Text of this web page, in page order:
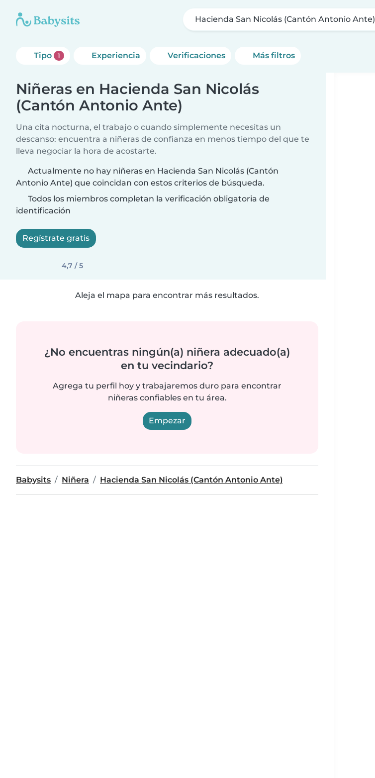
Hacienda San Nicolás (Cantón Antonio Ante)
Tipo 1 Experiencia Verificaciones Más filtros
Niñeras en Hacienda San Nicolás
(Cantón Antonio Ante)
Una cita nocturna, el trabajo o cuando simplemente necesitas un
descanso: encuentra a niñeras de confianza en menos tiempo del que te
lleva negociar la hora de acostarte.
Actualmente no hay niñeras en Hacienda San Nicolás (Cantón
Antonio Ante) que coincidan con estos criterios de búsqueda.
Todos los miembros completan la verificación obligatoria de
identificación
Regístrate gratis
4,7 / 5
Aleja el mapa para encontrar más resultados.
¿No encuentras ningún(a) niñera adecuado(a)
en tu vecindario?
Agrega tu perfil hoy y trabajaremos duro para encontrar
niñeras confiables en tu área.
Empezar
Babysits Niñera Hacienda San Nicolás (Cantón Antonio Ante)